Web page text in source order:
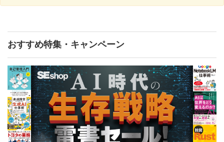
おすすめ特集・キャンペーン